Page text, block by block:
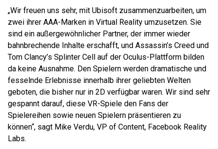
„Wir freuen uns sehr, mit Ubisoft zusammenzuarbeiten, um
zwei ihrer AAA-Marken in Virtual Reality umzusetzen. Sie
sind ein außergewöhnlicher Partner, der immer wieder
bahnbrechende Inhalte erschafft, und Assassin’s Creed und
Tom Clancy’s Splinter Cell auf der Oculus-Plattform bilden
da keine Ausnahme. Den Spielern werden dramatische und
fesselnde Erlebnisse innerhalb ihrer geliebten Welten
geboten, die bisher nur in 2D verfügbar waren. Wir sind sehr
gespannt darauf, diese VR-Spiele den Fans der
Spielereihen sowie neuen Spielern präsentieren zu
können“, sagt Mike Verdu, VP of Content, Facebook Reality
Labs.